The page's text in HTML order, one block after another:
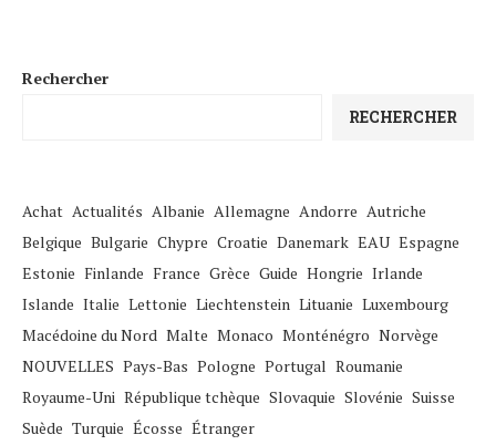
Rechercher
RECHERCHER
Achat Actualités Albanie Allemagne Andorre Autriche
Belgique Bulgarie Chypre Croatie Danemark EAU Espagne
Estonie Finlande France Grèce Guide Hongrie Irlande
Islande Italie Lettonie Liechtenstein Lituanie Luxembourg
Macédoine du Nord Malte Monaco Monténégro Norvège
NOUVELLES Pays-Bas Pologne Portugal Roumanie
Royaume-Uni République tchèque Slovaquie Slovénie Suisse
Suède Turquie Écosse Étranger